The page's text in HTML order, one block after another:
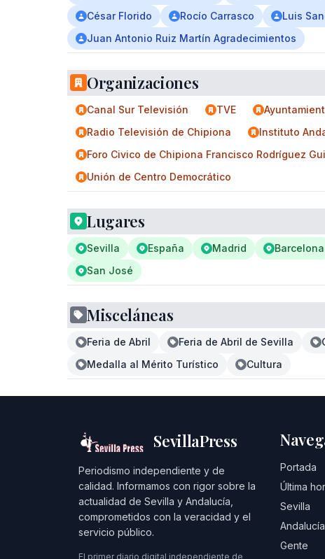
César Florido
Rocío Carrasco Luis
Juan Antonio Ruiz Martín Agradecimientos
Organizaciones
Canal Sur Televisión TVE
Radio Televisión de Chipiona
Instituto
Foro Civico de Chipiona Francisco Rodríguez
Unión de Centro Democrático
Lugares
Sevilla España Madrid Barcelona
San José
Misceláneas
Feria de Abril Feria de Abril de Sevilla
Medalla al Mérito Turístico
Cultura
SevillaPress
Periodismo independiente y de
calidad. Informamos con rigor sobre la
actualidad de Sevilla y Andalucía,
comprometidos con la veracidad y el
servicio público.
El primer diario digital independiente de
Portada
Última
Sevilla
Andalucía
Gente